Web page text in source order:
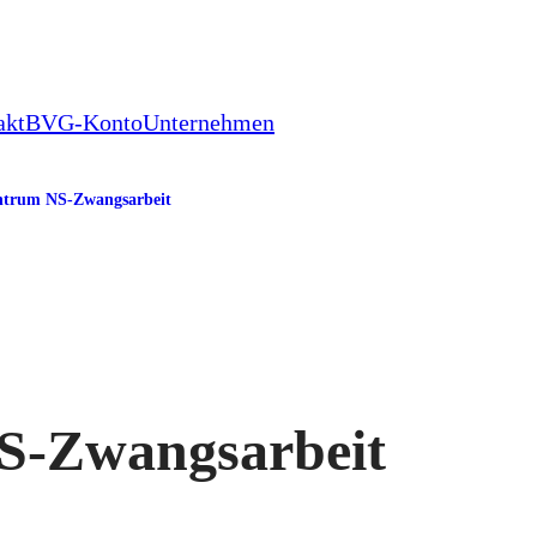
BVG-KontoUnternehmen
NS-Zwangsarbeit
Zwangsarbeit